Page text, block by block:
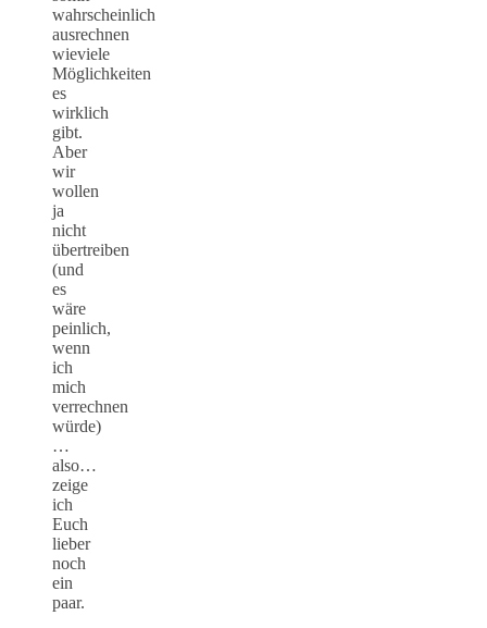
wahrscheinlich
ausrechnen
wieviele
Möglichkeiten
es
wirklich
gibt.
Aber
wir
wollen
ja
nicht
übertreiben
(und
es
wäre
peinlich,
wenn
ich
mich
verrechnen
würde)
…
also…
zeige
ich
Euch
lieber
noch
ein
paar.